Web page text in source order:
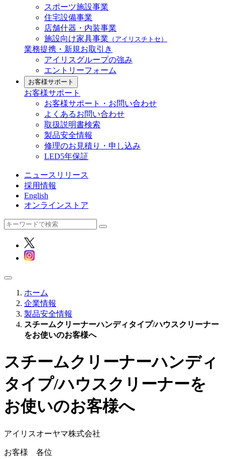
スポーツ施設事業
住宅設備事業
店舗什器・内装事業
施設向け家具事業 （アイリスチトセ）
業務提携・新規お取引き
アイリスグループの強み
エントリーフォーム
お客様サポート
お客様サポート
お客様サポート・お問い合わせ
よくあるお問い合わせ
取扱説明書検索
製品安全情報
修理のお見積り・申し込み
LED5年保証
ニュースリリース
採用情報
English
オンラインストア
ホーム
企業情報
製品安全情報
スチームクリーナーハンディタイプ/ハウスクリーナー
をお使いのお客様へ
スチームクリーナーハンディ
タイプ/ハウスクリーナーを
お使いのお客様へ
アイリスオーヤマ株式会社
お客様 各位